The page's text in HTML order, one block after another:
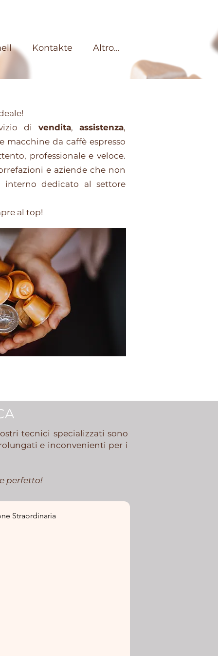
Kontakte Altro...
di vendita, assistenza,
macchine da caffè espresso
professionale e veloce.
e aziende che non
dedicato al settore
al top!
tecnici specializzati sono
e inconvenienti per i
perfetto!
Straordinaria